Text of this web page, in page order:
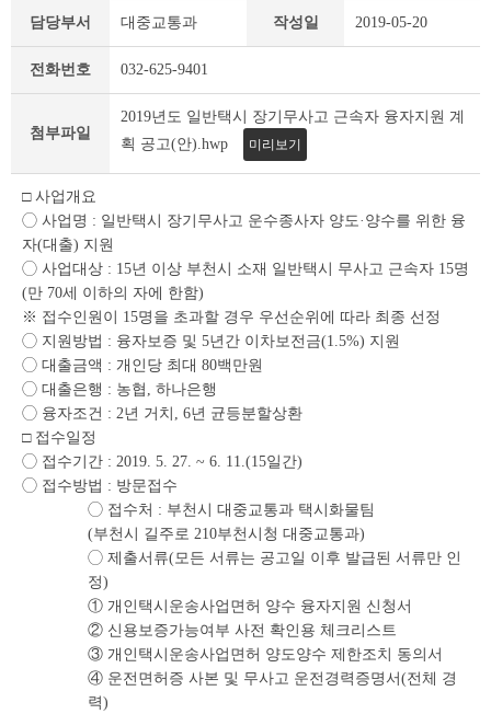
상
블
담당부서 대중교통과 작성일 2019-05-20
전화번호 032-625-9401
첨부파일
2019년도 일반택시 장기무사고 근속자 융자지원 계
획 공고(안).hwp
미리보기
□ 사업개요
◯ 사업명 : 일반택시 장기무사고 운수종사자 양도·양수를 위한 융
자(대출) 지원
◯ 사업대상 : 15년 이상 부천시 소재 일반택시 무사고 근속자 15명
(만 70세 이하의 자에 한함)
※ 접수인원이 15명을 초과할 경우 우선순위에 따라 최종 선정
◯ 지원방법 : 융자보증 및 5년간 이차보전금(1.5%) 지원
◯ 대출금액 : 개인당 최대 80백만원
◯ 대출은행 : 농협, 하나은행
◯ 융자조건 : 2년 거치, 6년 균등분할상환
□ 접수일정
◯ 접수기간 : 2019. 5. 27. ~ 6. 11.(15일간)
◯ 접수방법 : 방문접수
◯ 접수처 : 부천시 대중교통과 택시화물팀
(부천시 길주로 210부천시청 대중교통과)
◯ 제출서류(모든 서류는 공고일 이후 발급된 서류만 인
정)
① 개인택시운송사업면허 양수 융자지원 신청서
② 신용보증가능여부 사전 확인용 체크리스트
③ 개인택시운송사업면허 양도양수 제한조치 동의서
④ 운전면허증 사본 및 무사고 운전경력증명서(전체 경
력)